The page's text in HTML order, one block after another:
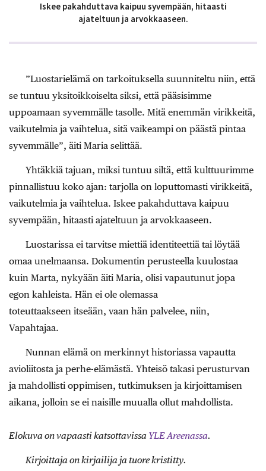
Iskee pakahduttava kaipuu syvempään, hitaasti
ajateltuun ja arvokkaaseen.
”Luostarielämä on tarkoituksella suunniteltu niin, että
se tuntuu yksitoikkoiselta siksi, että pääsisimme
uppoamaan syvemmälle tasolle. Mitä enemmän virikkeitä,
vaikutelmia ja vaihtelua, sitä vaikeampi on päästä pintaa
syvemmälle”, äiti Maria selittää.
Yhtäkkiä tajuan, miksi tuntuu siltä, että kulttuurimme
pinnallistuu koko ajan: tarjolla on loputtomasti virikkeitä,
vaikutelmia ja vaihtelua. Iskee pakahduttava kaipuu
syvempään, hitaasti ajateltuun ja arvokkaaseen.
Luostarissa ei tarvitse miettiä identiteettiä tai löytää
omaa unelmaansa. Dokumentin perusteella kuulostaa
kuin Marta, nykyään äiti Maria, olisi vapautunut jopa
egon kahleista. Hän ei ole olemassa
toteuttaakseen itseään, vaan hän palvelee, niin,
Vapahtajaa.
Nunnan elämä on merkinnyt historiassa vapautta
avioliitosta ja perhe-elämästä. Yhteisö takasi perusturvan
ja mahdollisti oppimisen, tutkimuksen ja kirjoittamisen
aikana, jolloin se ei naisille muualla ollut mahdollista.
Elokuva on vapaasti katsottavissa YLE Areenassa.
Kirjoittaja on kirjailija ja tuore kristitty.